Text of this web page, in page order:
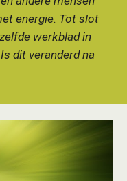
energie. Tot slot
werkblad in
dit veranderd na